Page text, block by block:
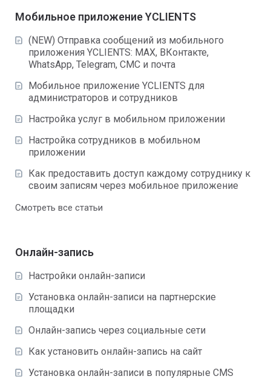
Мобильное приложение YCLIENTS
(NEW) Отправка сообщений из мобильного
приложения YCLIENTS: MAX, ВКонтакте,
WhatsApp, Telegram, СМС и почта
Мобильное приложение YCLIENTS для
администраторов и сотрудников
Настройка услуг в мобильном приложении
Настройка сотрудников в мобильном
приложении
Как предоставить доступ каждому сотруднику к
своим записям через мобильное приложение
Смотреть все статьи
Онлайн-запись
Настройки онлайн-записи
Установка онлайн-записи на партнерские
площадки
Онлайн-запись через социальные сети
Как установить онлайн-запись на сайт
Установка онлайн-записи в популярные CMS